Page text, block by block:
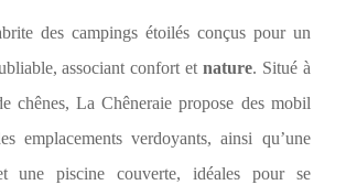
des campings étoilés conçus pour un
associant confort et nature. Situé à
chênes, La Chêneraie propose des mobil
emplacements verdoyants, ainsi qu’une
une piscine couverte, idéales pour se